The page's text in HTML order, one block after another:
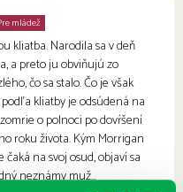
mládež
kliatba. Narodila sa v deň
a preto ju obviňujú zo
čo sa stalo. Čo je však
kliatby je odsúdená na
o polnoci po dovŕšení
roku života. Kým Morrigan
čaká na svoj osud, objaví sa
neznámy muž…